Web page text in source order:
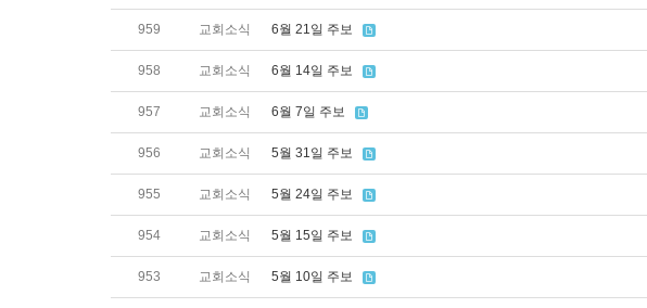
959 교회소식 6월 21일 주보
958 교회소식 6월 14일 주보
957 교회소식 6월 7일 주보
956 교회소식 5월 31일 주보
955 교회소식 5월 24일 주보
954 교회소식 5월 15일 주보
953 교회소식 5월 10일 주보